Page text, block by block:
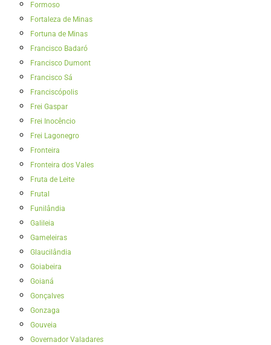
Formoso
Fortaleza de Minas
Fortuna de Minas
Francisco Badaró
Francisco Dumont
Francisco Sá
Franciscópolis
Frei Gaspar
Frei Inocêncio
Frei Lagonegro
Fronteira
Fronteira dos Vales
Fruta de Leite
Frutal
Funilândia
Galileia
Gameleiras
Glaucilândia
Goiabeira
Goianá
Gonçalves
Gonzaga
Gouveia
Governador Valadares